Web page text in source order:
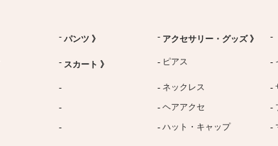
パンツ 》 アクセサリー・グッズ 》
スカート 》 ピアス
ネックレス
ヘアアクセ
ハット・キャップ